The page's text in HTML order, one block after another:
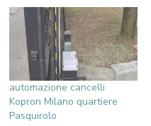
automazione cancelli
Kopron Milano quartiere
Pasquirolo